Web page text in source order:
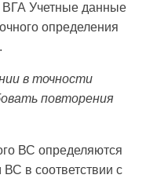
ВГА Учетные данные
определения
в точности
повторения
ВС определяются
в соответствии с